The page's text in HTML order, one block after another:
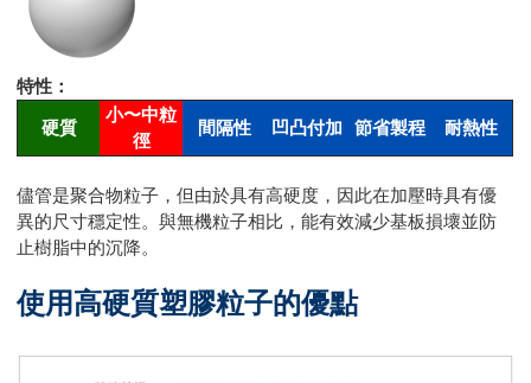
特性：
硬質
小〜中粒
徑
間隔性 凹凸付加 節省製程 耐熱性
儘管是聚合物粒子，但由於具有高硬度，因此在加壓時具有優
異的尺寸穩定性。與無機粒子相比，能有效減少基板損壞並防
止樹脂中的沉降。
使用高硬質塑膠粒子的優點